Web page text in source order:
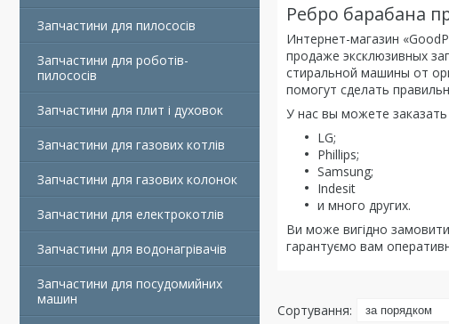
Запчастини для пилососів
Запчастини для роботів-
пилососів
Запчастини для плит і духовок
Запчастини для газових котлів
Запчастини для газових колонок
Запчастини для електрокотлів
Запчастини для водонагрівачів
Запчастини для посудомийних
машин
Ребро барабана
Интернет-магазин
продаже эксклюзивных
стиральной машины от
помогут сделать
У нас вы можете
LG;
Phillips;
Samsung;
Indesit
и много других.
Ви може вигідно
гарантуємо вам